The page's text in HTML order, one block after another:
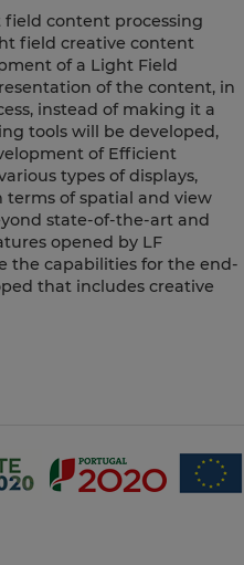
field content processing
field creative content
of a Light Field
of the content, in
instead of making it a
tools will be developed,
of Efficient
types of displays,
terms of spatial and view
state-of-the-art and
opened by LF
the capabilities for the end-
that includes creative